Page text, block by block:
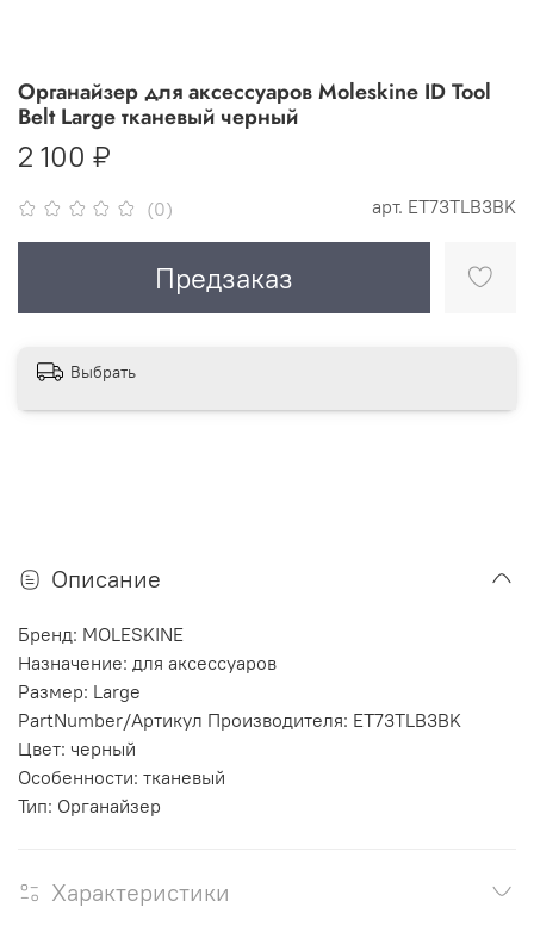
(0) арт. ET73TLB3BK
Органайзер для аксессуаров Moleskine ID Tool
Belt Large тканевый черный
2 100 ₽
Предзаказ
Выбрать
Описание
Бренд: MOLESKINE
Назначение: для аксессуаров
Размер: Large
PartNumber/Артикул Производителя: ET73TLB3BK
Цвет: черный
Особенности: тканевый
Тип: Органайзер
Характеристики